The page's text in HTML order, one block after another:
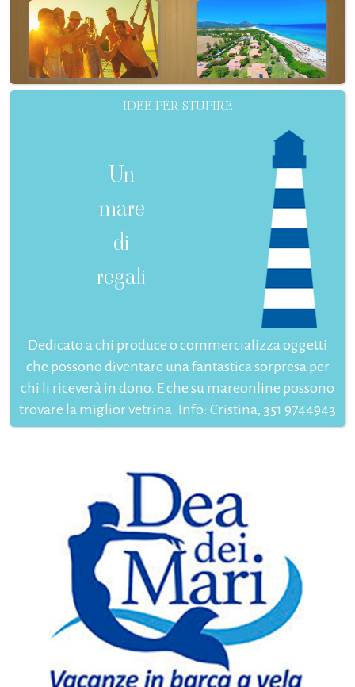
IDEE PER STUPIRE
Un
mare
di
regali
Dedicato a chi produce o commercializza oggetti
che possono diventare una fantastica sorpresa per
chi li riceverà in dono. E che su mareonline possono
trovare la miglior vetrina. Info: Cristina, 351 9744943